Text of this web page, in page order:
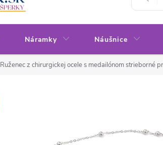
Náramky Náušnice
Ruženec z chirurgickej ocele s medailónom strieborné